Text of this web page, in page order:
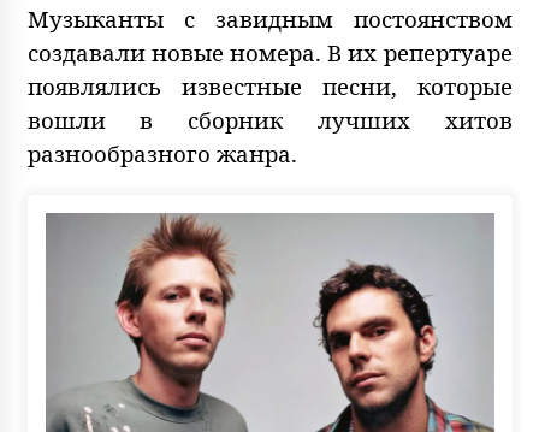
Музыканты с завидным постоянством
создавали новые номера. В их репертуаре
появлялись известные песни, которые
вошли в сборник лучших хитов
разнообразного жанра.